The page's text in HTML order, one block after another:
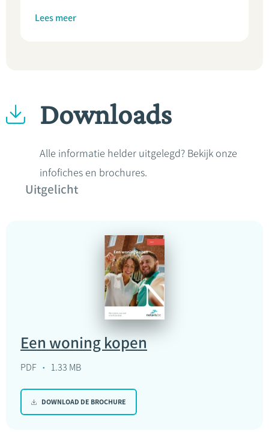
Lees meer
Downloads
Alle informatie helder uitgelegd? Bekijk onze
infofiches en brochures.
Uitgelicht
Een woning kopen
PDF 1.33 MB
DOWNLOAD DE BROCHURE